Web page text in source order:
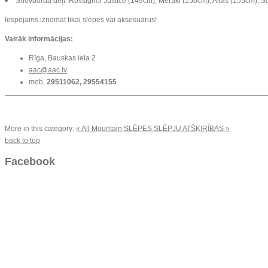
Iespējams iznomāt tikai slēpes vai aksesuārus!
Vairāk informācijas:
Rīga, Bauskas iela 2
aac@aac.lv
mob. 29511062, 29554155
More in this category: « All Mountain SLĒPES SLĒPJU ATŠĶIRĪBAS »
back to top
Facebook